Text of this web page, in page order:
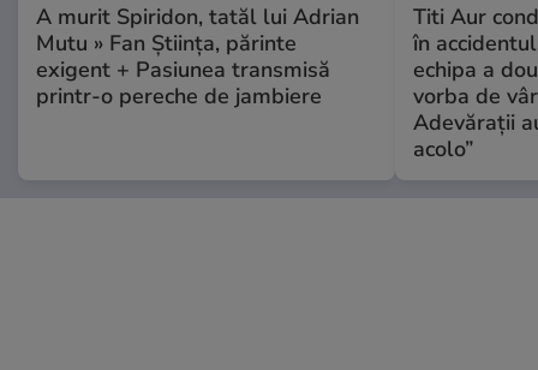
A murit Spiridon, tatăl lui Adrian
Mutu » Fan Știința, părinte
exigent + Pasiunea transmisă
printr-o pereche de jambiere
Titi Aur
în
echipa a
vorba de
Adevărații
acolo”